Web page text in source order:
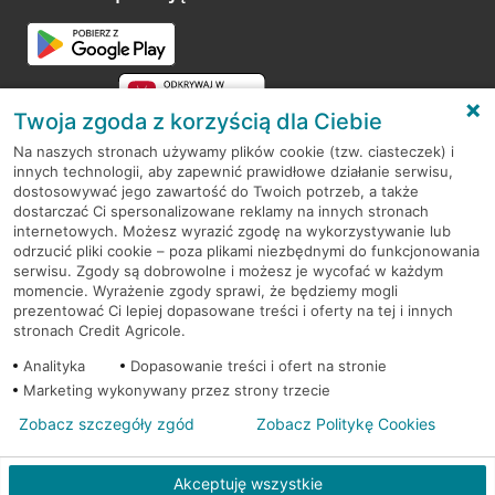
RODO
Regulamin serwisu
Mapa serwisu
PolitykaCookies
© 2026 Credit Agricole Bank Polska S.A. Wszelkie prawa zastrzeżone
Twoja zgoda z korzyścią dla Ciebie
Na naszych stronach używamy plików cookie (tzw. ciasteczek) i
innych technologii, aby zapewnić prawidłowe działanie serwisu,
dostosowywać jego zawartość do Twoich potrzeb, a także
dostarczać Ci spersonalizowane reklamy na innych stronach
internetowych. Możesz wyrazić zgodę na wykorzystywanie lub
odrzucić pliki cookie – poza plikami niezbędnymi do funkcjonowania
serwisu. Zgody są dobrowolne i możesz je wycofać w każdym
momencie. Wyrażenie zgody sprawi, że będziemy mogli
prezentować Ci lepiej dopasowane treści i oferty na tej i innych
stronach Credit Agricole.
Analityka
Dopasowanie treści i ofert na stronie
Marketing wykonywany przez strony trzecie
Akceptuję wszystkie
Zobacz szczegóły zgód Zobacz Politykę Cookies